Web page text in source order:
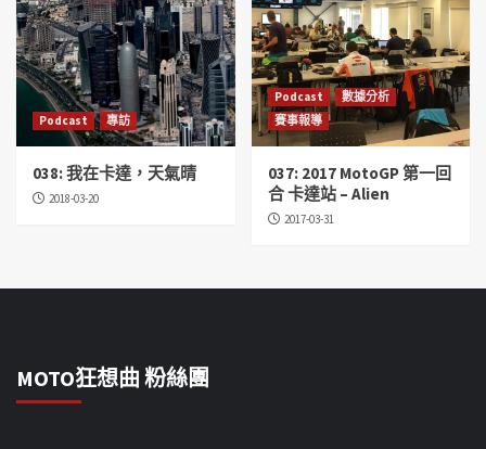
Podcast 專訪
038: 我在卡達，天氣晴
2018-03-20
Podcast
數據分析
賽事報導
037: 2017 MotoGP 第一回
合 卡達站 – Alien
2017-03-31
MOTO狂想曲 粉絲團